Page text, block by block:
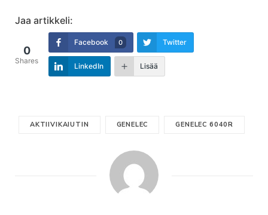
Jaa artikkeli:
0
Shares
Facebook 0 Twitter
LinkedIn Lisää
AKTIIVIKAIUTIN GENELEC GENELEC 6040R